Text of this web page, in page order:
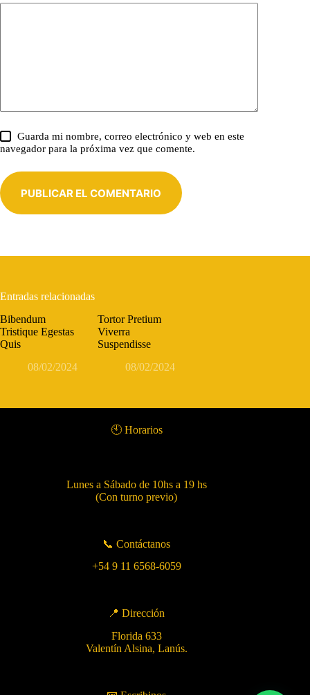
Guarda mi nombre, correo electrónico y web en este
navegador para la próxima vez que comente.
PUBLICAR EL COMENTARIO
Entradas relacionadas
Bibendum
Tristique Egestas
Quis
08/02/2024
Tortor Pretium
Viverra
Suspendisse
08/02/2024
🕙 Horarios
Lunes a Sábado de 10hs a 19 hs
(Con turno previo)
📞 Contáctanos
+54 9 11 6568-6059
📍 Dirección
Florida 633
Valentín Alsina, Lanús.